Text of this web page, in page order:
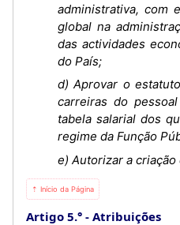
administrativa, com
global na
das actividades
do País;
d) Aprovar o
carreiras do
tabela salarial dos
regime da Função
e) Autorizar a
⇡ Início da Página
Artigo 5.° Atribuições